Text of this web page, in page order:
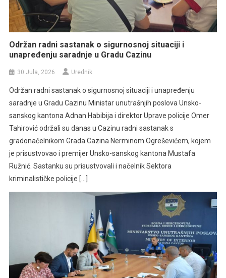
Održan radni sastanak o sigurnosnoj situaciji i
unapređenju saradnje u Gradu Cazinu
30 Jula, 2026 Urednik
Održan radni sastanak o sigurnosnoj situaciji i unapređenju
saradnje u Gradu Cazinu Ministar unutrašnjih poslova Unsko-
sanskog kantona Adnan Habibija i direktor Uprave policije Omer
Tahirović održali su danas u Cazinu radni sastanak s
gradonačelnikom Grada Cazina Nerminom Ogreševićem, kojem
je prisustvovao i premijer Unsko-sanskog kantona Mustafa
Ružnić. Sastanku su prisustvovali i načelnik Sektora
kriminalističke policije […]